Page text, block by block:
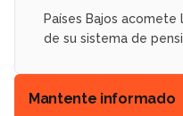
Países Bajos
de su sistema de
Mantente informado